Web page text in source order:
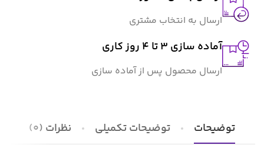
ارسال به انتخاب مشتری
آماده سازی ۳ تا ۴ روز کاری
ارسال محصول پس از آماده سازی
توضیحات توضیحات تکمیلی نظرات (0)